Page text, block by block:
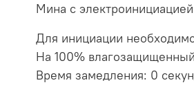
Мина с
Для инициации
На 100%
Время замедления: 0